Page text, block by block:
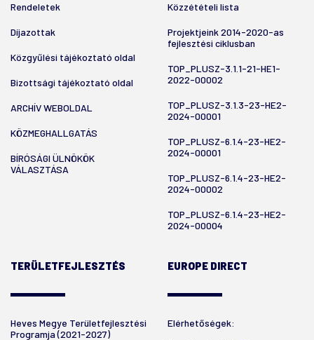
Rendeletek
Díjazottak
Közgyűlési tájékoztató oldal
Bizottsági tájékoztató oldal
ARCHÍV WEBOLDAL
KÖZMEGHALLGATÁS
BÍRÓSÁGI ÜLNÖKÖK
VÁLASZTÁSA
Közzétételi lista
Projektjeink 2014-2020-as
fejlesztési ciklusban
TOP_PLUSZ-3.1.1-21-HE1-
2022-00002
TOP_PLUSZ-3.1.3-23-HE2-
2024-00001
TOP_PLUSZ-6.1.4-23-HE2-
2024-00001
TOP_PLUSZ-6.1.4-23-HE2-
2024-00002
TOP_PLUSZ-6.1.4-23-HE2-
2024-00004
TERÜLETFEJLESZTÉS
Heves Megye Területfejlesztési
Programja (2021-2027)
EUROPE DIRECT
Elérhetőségek: